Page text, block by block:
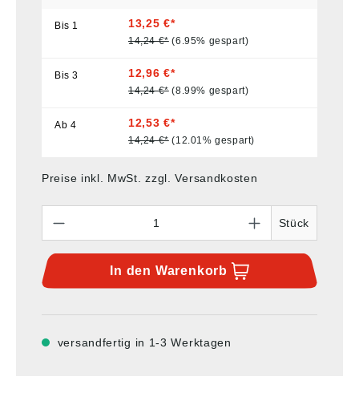
Bis 1 13,25 €*
14,24 €* (6.95% gespart)
Bis3 12,96 €*
14,24 €* (8.99% gespart)
Ab 4 12,53 €*
14,24 €* (12.01% gespart)
Preise inkl. MwSt. zzgl. Versandkosten
Stück
In den Warenkorb
versandfertig in 1-3 Werktagen